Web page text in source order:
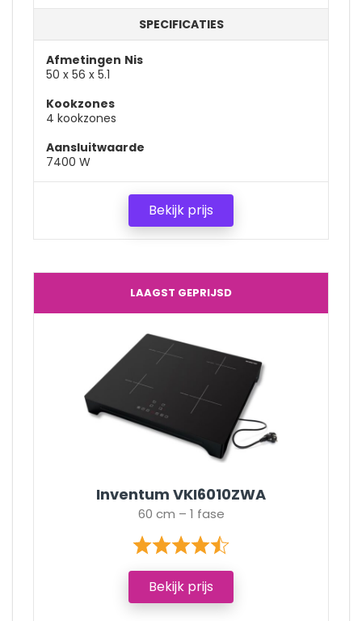
SPECIFICATIES
Afmetingen Nis
50 x 56 x 5.1
Kookzones
4 kookzones
Aansluitwaarde
7400 W
Bekijk prijs
LAAGST GEPRIJSD
Inventum VKI6010ZWA
60 cm – 1 fase
Bekijk prijs